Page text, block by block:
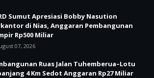
Sumut Apresiasi Bobby Nasution
di Nias, Anggaran Pembangunan
Rp500 Miliar
07, 2026
Ruas Jalan Tuhemberua–Lotu
4 Km Sedot Anggaran Rp27 Miliar